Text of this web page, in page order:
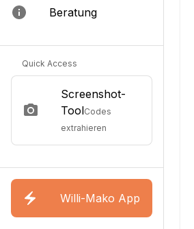
Beratung
Quick Access
Screenshot-
ToolCodes
extrahieren
Willi-Mako App